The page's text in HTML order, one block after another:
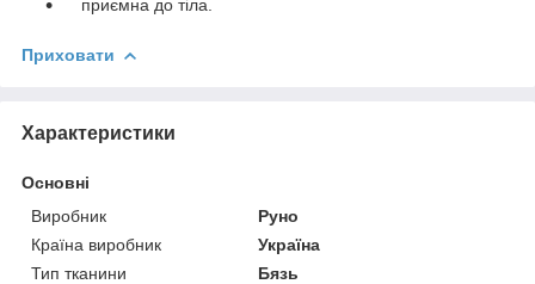
приємна до тіла.
Приховати
Характеристики
Основні
Виробник
Руно
Країна виробник
Україна
Тип тканини
Бязь